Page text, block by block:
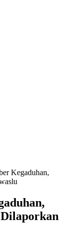
Kegaduhan,